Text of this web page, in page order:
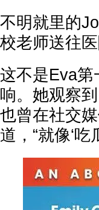
不明就里的
校老师送往医
这不是Eva第
响。她观察
也曾在社交
道，“就像‘吃